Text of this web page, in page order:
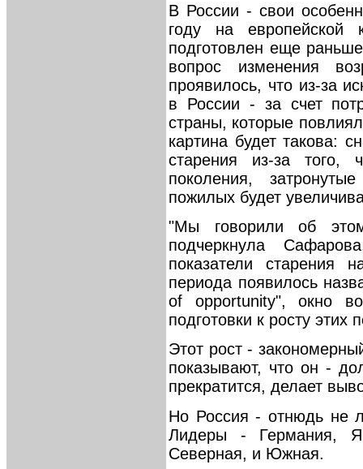
В России - свои
году на европейской
подготовлен еще
вопрос изменения
проявилось, что из-за
в России - за счет
страны, которые
картина будет такова:
старения из-за того,
поколения,
пожилых будет
"Мы говорили об
подчеркнула
показатели старения
периода появилось
of opportunity", окно
подготовки к росту этих
Этот рост -
показывают, что он -
прекратится, делает
Но Россия - отнюдь не
Лидеры - Германия,
Северная, и Южная.